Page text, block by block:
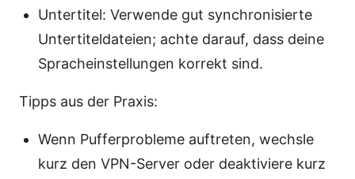
Untertitel: Verwende gut synchronisierte
Untertiteldateien; achte darauf, dass deine
Spracheinstellungen korrekt sind.
Tipps aus der Praxis:
Wenn Pufferprobleme auftreten, wechsle
kurz den VPN-Server oder deaktiviere kurz